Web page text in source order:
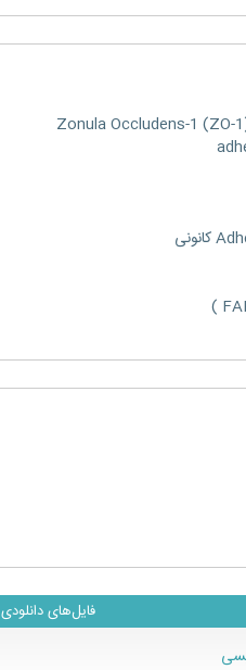
فایل‌های دانلودی